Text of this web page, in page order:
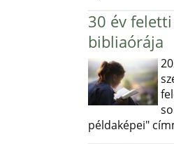
30 év
bibliaórája
példaképei"